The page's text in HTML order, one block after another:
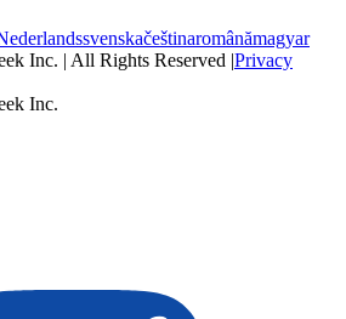
svenskačeštinaromânămagyar
Inc. | All Rights Reserved |Privacy
Inc.